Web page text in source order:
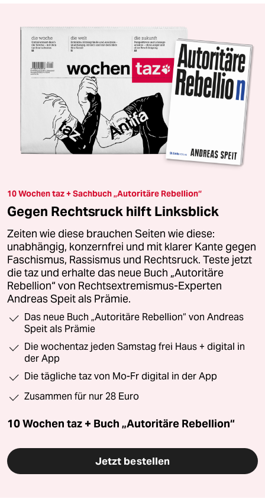
10 Wochen taz + Sachbuch „Autoritäre Rebellion“
Gegen Rechtsruck hilft Linksblick
Zeiten wie diese brauchen Seiten wie diese:
unabhängig, konzernfrei und mit klarer Kante gegen
Faschismus, Rassismus und Rechtsruck. Teste jetzt
die taz und erhalte das neue Buch „Autoritäre
Rebellion“ von Rechtsextremismus-Experten
Andreas Speit als Prämie.
Das neue Buch „Autoritäre Rebellion“ von Andreas
Speit als Prämie
Die wochentaz jeden Samstag frei Haus + digital in
der App
Die tägliche taz von Mo-Fr digital in der App
Zusammen für nur 28 Euro
10 Wochen taz + Buch „Autoritäre Rebellion“
Jetzt bestellen